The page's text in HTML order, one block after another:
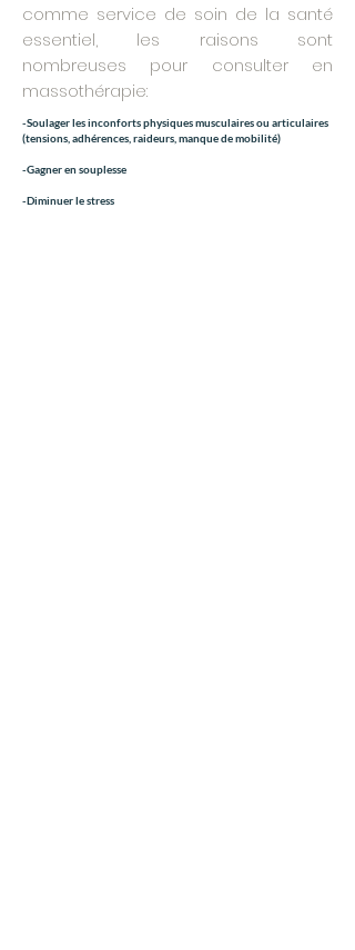
comme service de soin de la santé
essentiel, les raisons sont
nombreuses pour consulter en
massothérapie:
-Soulager les inconforts physiques musculaires ou articulaires
(tensions, adhérences, raideurs, manque de mobilité)
-Gagner en souplesse
-Diminuer le stress